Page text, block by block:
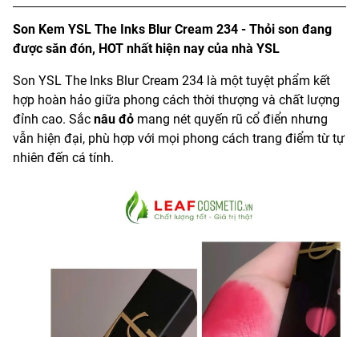
Son Kem YSL The Inks Blur Cream 234 - Thỏi son đang
được săn đón, HOT nhất hiện nay của nhà YSL
Son YSL The Inks Blur Cream 234 là một tuyệt phẩm kết
hợp hoàn hảo giữa phong cách thời thượng và chất lượng
đỉnh cao. Sắc nâu đỏ mang nét quyến rũ cổ điển nhưng
vẫn hiện đại, phù hợp với mọi phong cách trang điểm từ tự
nhiên đến cá tính.